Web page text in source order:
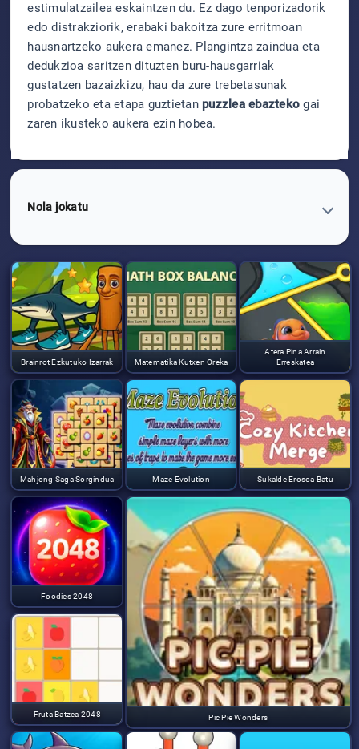
estimulatzailea eskaintzen du. Ez dago tenporizadorik
edo distrakziorik, erabaki bakoitza zure erritmoan
hausnartzeko aukera emanez. Plangintza zaindua eta
dedukzioa saritzen dituzten buru-hausgarriak
gustatzen bazaizkizu, hau da zure trebetasunak
probatzeko eta etapa guztietan puzzlea ebazteko gai
zaren ikusteko aukera ezin hobea.
Nola jokatu
Brainrot Ezkutuko Izarrak Matematika Kutxen Oreka
Atera Pina Arrain
Erreskatea
Mahjong Saga Sorgindua Maze Evolution Sukalde Erosoa Batu
Foodies 2048
Pic Pie Wonders
Fruta Batzea 2048